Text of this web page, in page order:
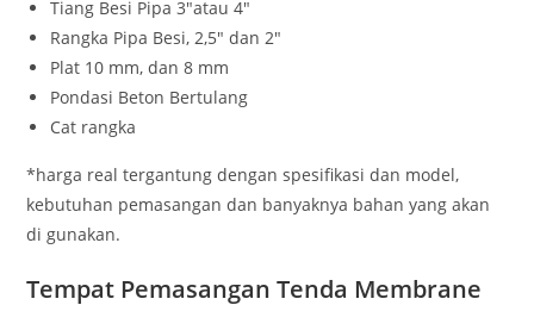
Tiang Besi Pipa 3″atau 4″
Rangka Pipa Besi, 2,5″ dan 2″
Plat 10 mm, dan 8 mm
Pondasi Beton Bertulang
Cat rangka
*harga real tergantung dengan spesifikasi dan model,
kebutuhan pemasangan dan banyaknya bahan yang akan
di gunakan.
Tempat Pemasangan Tenda Membrane